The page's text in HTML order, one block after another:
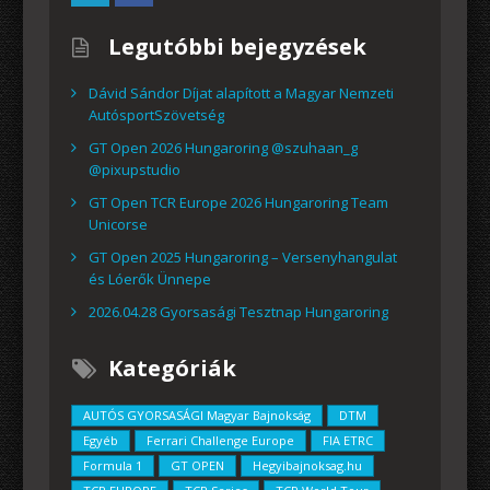
Legutóbbi bejegyzések
Dávid Sándor Díjat alapított a Magyar Nemzeti
AutósportSzövetség
GT Open 2026 Hungaroring @szuhaan_g
@pixupstudio
GT Open TCR Europe 2026 Hungaroring Team
Unicorse
GT Open 2025 Hungaroring – Versenyhangulat
és Lóerők Ünnepe
2026.04.28 Gyorsasági Tesztnap Hungaroring
Kategóriák
AUTÓS GYORSASÁGI Magyar Bajnokság
DTM
Egyéb
Ferrari Challenge Europe
FIA ETRC
Formula 1
GT OPEN
Hegyibajnoksag.hu